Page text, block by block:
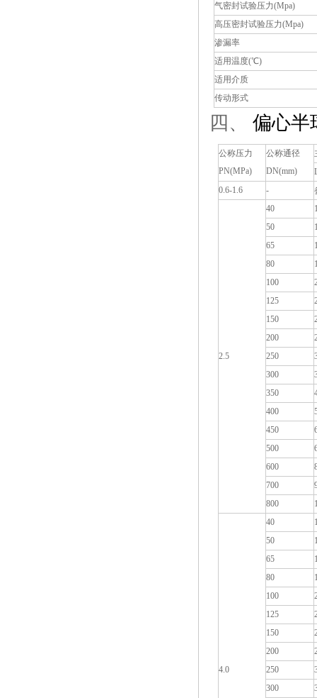
气密封试验压力(Mpa)
高压密封试验压力(Mpa)
渗漏率
适用温度(℃)
适用介质
传动形式
四、 偏心半
公称压力
PN(MPa)
公称通径
DN(mm)
0.6-1.6
-
2.5
40
50
65
80
100
125
150
200
250
300
350
400
450
500
600
700
800
4.0
40
50
65
80
100
125
150
200
250
300